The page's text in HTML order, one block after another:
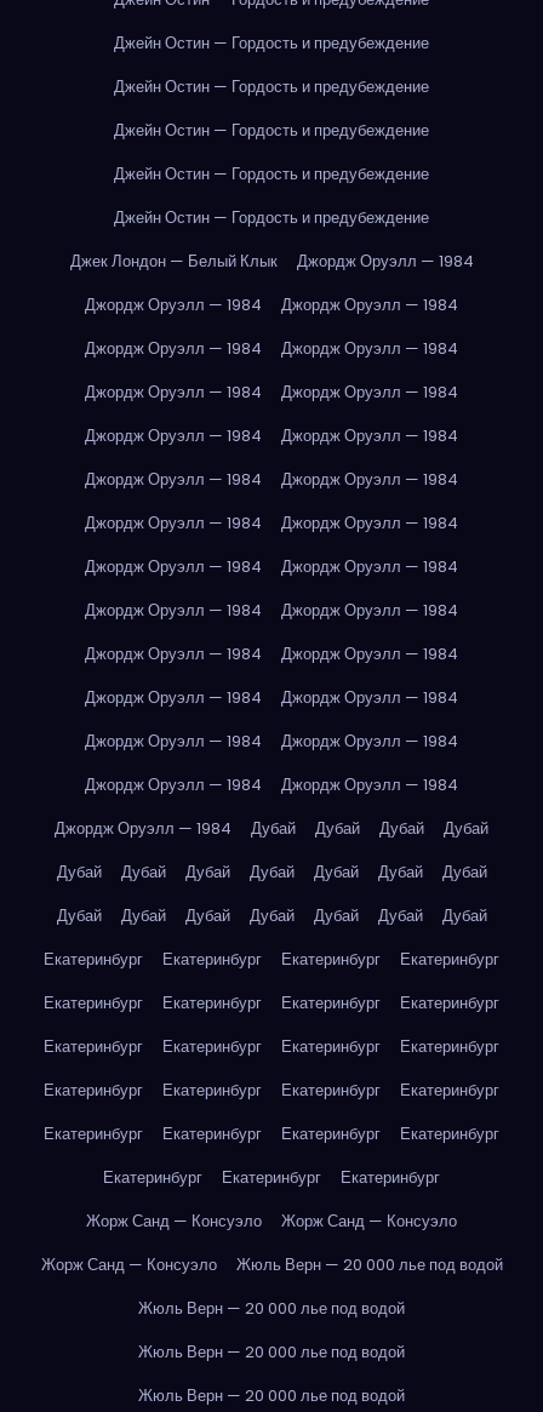
Джейн Остин — Гордость и предубеждение
Джейн Остин — Гордость и предубеждение
Джейн Остин — Гордость и предубеждение
Джейн Остин — Гордость и предубеждение
Джейн Остин — Гордость и предубеждение
Джек Лондон — Белый Клык
Джордж Оруэлл — 1984
Джордж Оруэлл — 1984
Джордж Оруэлл — 1984
Джордж Оруэлл — 1984
Джордж Оруэлл — 1984
Джордж Оруэлл — 1984
Джордж Оруэлл — 1984
Джордж Оруэлл — 1984
Джордж Оруэлл — 1984
Джордж Оруэлл — 1984
Джордж Оруэлл — 1984
Джордж Оруэлл — 1984
Джордж Оруэлл — 1984
Джордж Оруэлл — 1984
Джордж Оруэлл — 1984
Джордж Оруэлл — 1984
Джордж Оруэлл — 1984
Джордж Оруэлл — 1984
Джордж Оруэлл — 1984
Джордж Оруэлл — 1984
Джордж Оруэлл — 1984
Джордж Оруэлл — 1984
Джордж Оруэлл — 1984
Джордж Оруэлл — 1984
Джордж Оруэлл — 1984
Джордж Оруэлл — 1984
Дубай Дубай Дубай
Дубай
Дубай
Дубай Дубай Дубай Дубай Дубай
Дубай
Дубай
Дубай Дубай Дубай Дубай Дубай
Дубай
Екатеринбург
Екатеринбург Екатеринбург
Екатеринбург
Екатеринбург
Екатеринбург Екатеринбург
Екатеринбург
Екатеринбург
Екатеринбург Екатеринбург
Екатеринбург
Екатеринбург
Екатеринбург Екатеринбург
Екатеринбург
Екатеринбург
Екатеринбург Екатеринбург
Екатеринбург
Екатеринбург
Екатеринбург
Екатеринбург
Жорж Санд — Консуэло
Жорж Санд — Консуэло
Жорж Санд — Консуэло
Жюль Верн — 20 000 лье под водой
Жюль Верн — 20 000 лье под водой
Жюль Верн — 20 000 лье под водой
Жюль Верн — 20 000 лье под водой